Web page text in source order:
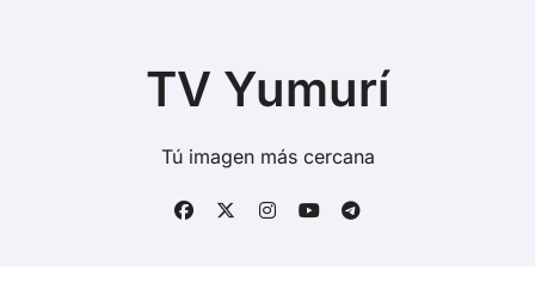
TV Yumurí
Tú imagen más cercana